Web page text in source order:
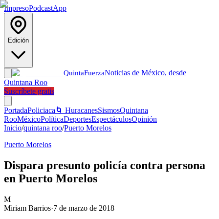
ImpresoPodcastApp
Edición
QuintaFuerzaNoticias de México, desde
Quintana Roo
Suscríbete gratis
PortadaPoliciaca 🌀 HuracanesSismosQuintana
RooMéxicoPolíticaDeportesEspectáculosOpinión
Inicio/quintana roo/Puerto Morelos
Puerto Morelos
Dispara presunto policía contra persona
en Puerto Morelos
M
Miriam Barrios·7 de marzo de 2018